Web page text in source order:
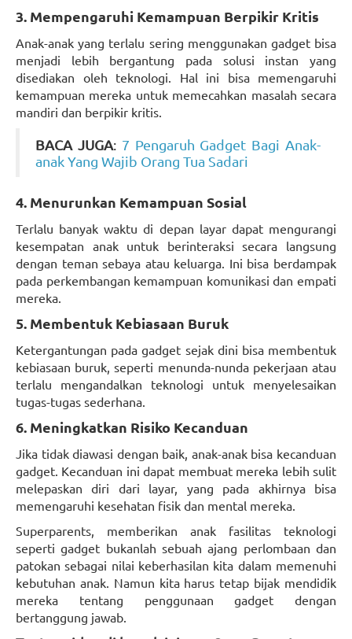
3. Mempengaruhi Kemampuan Berpikir Kritis
Anak-anak yang terlalu sering menggunakan gadget bisa
menjadi lebih bergantung pada solusi instan yang
disediakan oleh teknologi. Hal ini bisa memengaruhi
kemampuan mereka untuk memecahkan masalah secara
mandiri dan berpikir kritis.
BACA JUGA: 7 Pengaruh Gadget Bagi Anak-
anak Yang Wajib Orang Tua Sadari
4. Menurunkan Kemampuan Sosial
Terlalu banyak waktu di depan layar dapat mengurangi
kesempatan anak untuk berinteraksi secara langsung
dengan teman sebaya atau keluarga. Ini bisa berdampak
pada perkembangan kemampuan komunikasi dan empati
mereka.
5. Membentuk Kebiasaan Buruk
Ketergantungan pada gadget sejak dini bisa membentuk
kebiasaan buruk, seperti menunda-nunda pekerjaan atau
terlalu mengandalkan teknologi untuk menyelesaikan
tugas-tugas sederhana.
6. Meningkatkan Risiko Kecanduan
Jika tidak diawasi dengan baik, anak-anak bisa kecanduan
gadget. Kecanduan ini dapat membuat mereka lebih sulit
melepaskan diri dari layar, yang pada akhirnya bisa
memengaruhi kesehatan fisik dan mental mereka.
Superparents, memberikan anak fasilitas teknologi
seperti gadget bukanlah sebuah ajang perlombaan dan
patokan sebagai nilai keberhasilan kita dalam memenuhi
kebutuhan anak. Namun kita harus tetap bijak mendidik
mereka tentang penggunaan gadget dengan
bertanggung jawab.